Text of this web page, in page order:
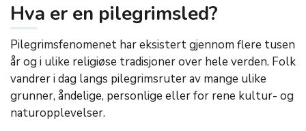
Hva er en pilegrimsled?
Pilegrimsfenomenet har eksistert gjennom flere tusen
år og i ulike religiøse tradisjoner over hele verden. Folk
vandrer i dag langs pilegrimsruter av mange ulike
grunner, åndelige, personlige eller for rene kultur- og
naturopplevelser.